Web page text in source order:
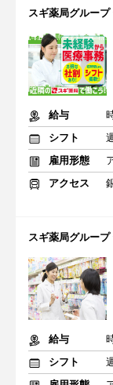
スギ薬局グループ
給与
シフト
雇用形態
アクセス
スギ薬局グループ
給与
シフト